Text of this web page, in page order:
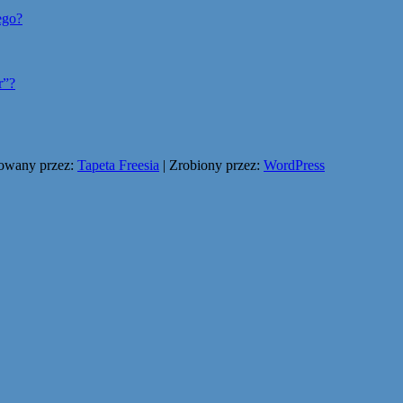
przez: Tapeta Freesia | Zrobiony przez: WordPress